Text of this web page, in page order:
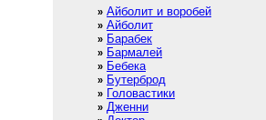
» Айболит и воробей
» Айболит
» Барабек
» Бармалей
» Бебека
» Бутерброд
» Головастики
» Дженни